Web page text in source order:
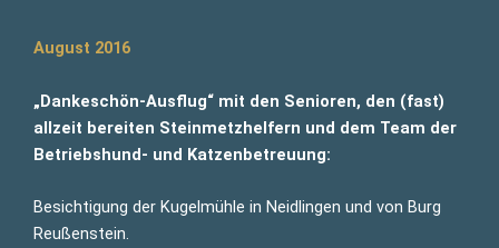
August 2016
„Dankeschön-Ausflug“ mit den Senioren, den (fast)
allzeit bereiten Steinmetzhelfern und dem Team der
Betriebshund- und Katzenbetreuung:
Besichtigung der Kugelmühle in Neidlingen und von Burg
Reußenstein.